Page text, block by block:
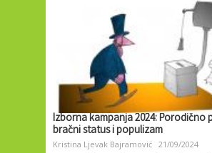
Izborna kampanja 2024: Porodično
bračni status i populizam
Kristina Ljevak Bajramović 21/09/2024